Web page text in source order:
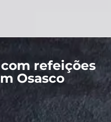
refeições
Osasco